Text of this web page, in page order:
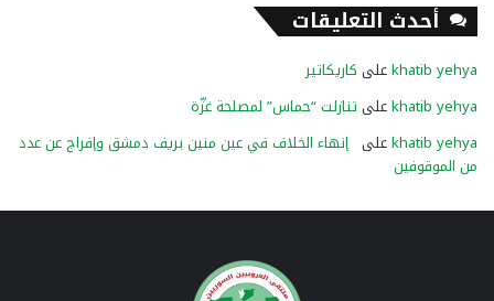
أحدث التعليقات
khatib yehyaعلى كاريكاتير
khatib yehyaعلى تنازلت “حماس” لمصلحة غزّة
khatib yehyaعلى إنهاء الخلاف في عين منين بريف دمشق وإفراج عن عدد
من الموقوفين